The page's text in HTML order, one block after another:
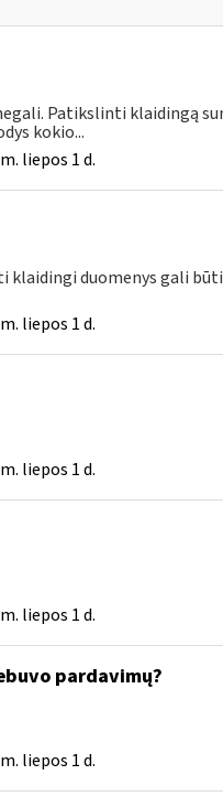
Patikslinti klaidingą
kokio...
liepos 1 d.
klaidingi duomenys gali
liepos 1 d.
liepos 1 d.
liepos 1 d.
pardavimų?
liepos 1 d.